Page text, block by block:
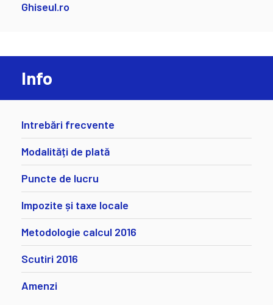
Ghiseul.ro
Info
Intrebări frecvente
Modalități de plată
Puncte de lucru
Impozite și taxe locale
Metodologie calcul 2016
Scutiri 2016
Amenzi